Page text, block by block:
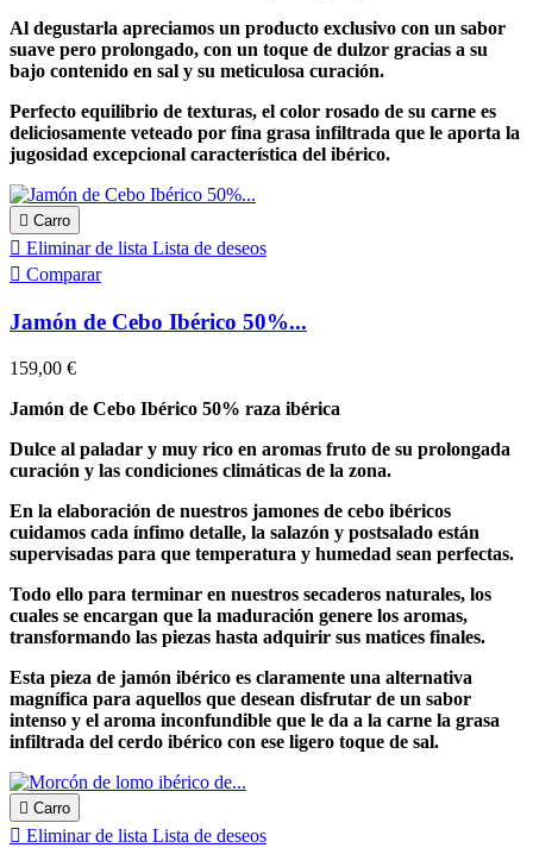
Al degustarla apreciamos un producto exclusivo con un sabor
suave pero prolongado, con un toque de dulzor gracias a su
bajo contenido en sal y su meticulosa curación.
Perfecto equilibrio de texturas, el color rosado de su carne es
deliciosamente veteado por fina grasa infiltrada que le aporta la
jugosidad excepcional característica del ibérico.
 Carro
 Eliminar de lista Lista de deseos
 Comparar
Jamón de Cebo Ibérico 50%...
159,00 €
Jamón de Cebo Ibérico 50% raza ibérica
Dulce al paladar y muy rico en aromas fruto de su prolongada
curación y las condiciones climáticas de la zona.
En la elaboración de nuestros jamones de cebo ibéricos
cuidamos cada ínfimo detalle, la salazón y postsalado están
supervisadas para que temperatura y humedad sean perfectas.
Todo ello para terminar en nuestros secaderos naturales, los
cuales se encargan que la maduración genere los aromas,
transformando las piezas hasta adquirir sus matices finales.
Esta pieza de jamón ibérico es claramente una alternativa
magnífica para aquellos que desean disfrutar de un sabor
intenso y el aroma inconfundible que le da a la carne la grasa
infiltrada del cerdo ibérico con ese ligero toque de sal.
 Carro
 Eliminar de lista Lista de deseos